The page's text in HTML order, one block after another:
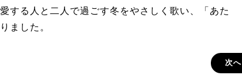
する人と二人で過ごす冬をやさしく歌い、「あた
ました。
次へ